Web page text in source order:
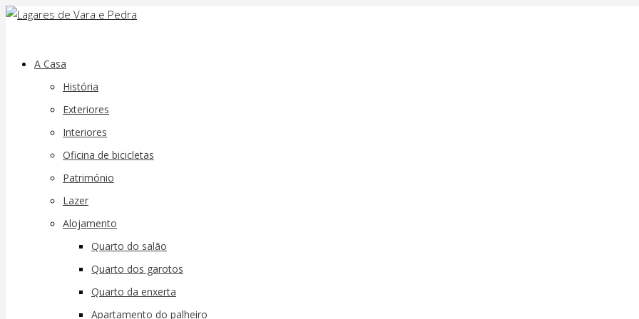
A Casa
História
Exteriores
Interiores
Oficina de bicicletas
Património
Lazer
Alojamento
Quarto do salão
Quarto dos garotos
Quarto da enxerta
Apartamento do palheiro